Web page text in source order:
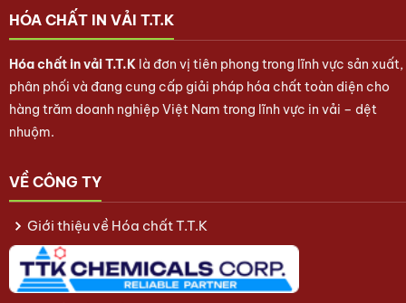
giãn trên các dòng sản phẩm cao cấp
Pha đềuTEKAPRINT SC S1811-7với 2 – 3%
crosslinker Tekaprint SC AT13
Nhiệt độ môi trường và tỷ lệ đóng rắn ảnh hưởng
đến thời gian đóng rắn – cần kiểm tra trước khi in số
lượng lớn
Không nên pha trộn với các hệ keo khác có chất
HÓA CHẤT IN VẢI T.T.K
Hóa chất in vải T.T.Klà đơn vị tiên phong trong lĩnh vực sản xuất,
phân phối và đang cung cấp giải pháp hóa chất toàn diện cho
hàng trăm doanh nghiệp Việt Nam trong lĩnh vực in vải – dệt
nhuộm.
VỀ CÔNG TY
Giới thiệu về Hóa chất T.T.K